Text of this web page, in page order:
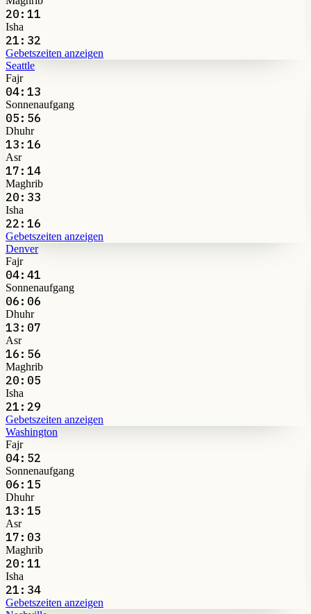
20:11
Isha
21:32
Gebetszeiten anzeigen
Seattle
Fajr
04:13
Sonnenaufgang
05:56
Dhuhr
13:16
Asr
17:14
Maghrib
20:33
Isha
22:16
Gebetszeiten anzeigen
Denver
Fajr
04:41
Sonnenaufgang
06:06
Dhuhr
13:07
Asr
16:56
Maghrib
20:05
Isha
21:29
Gebetszeiten anzeigen
Washington
Fajr
04:52
Sonnenaufgang
06:15
Dhuhr
13:15
Asr
17:03
Maghrib
20:11
Isha
21:34
Gebetszeiten anzeigen